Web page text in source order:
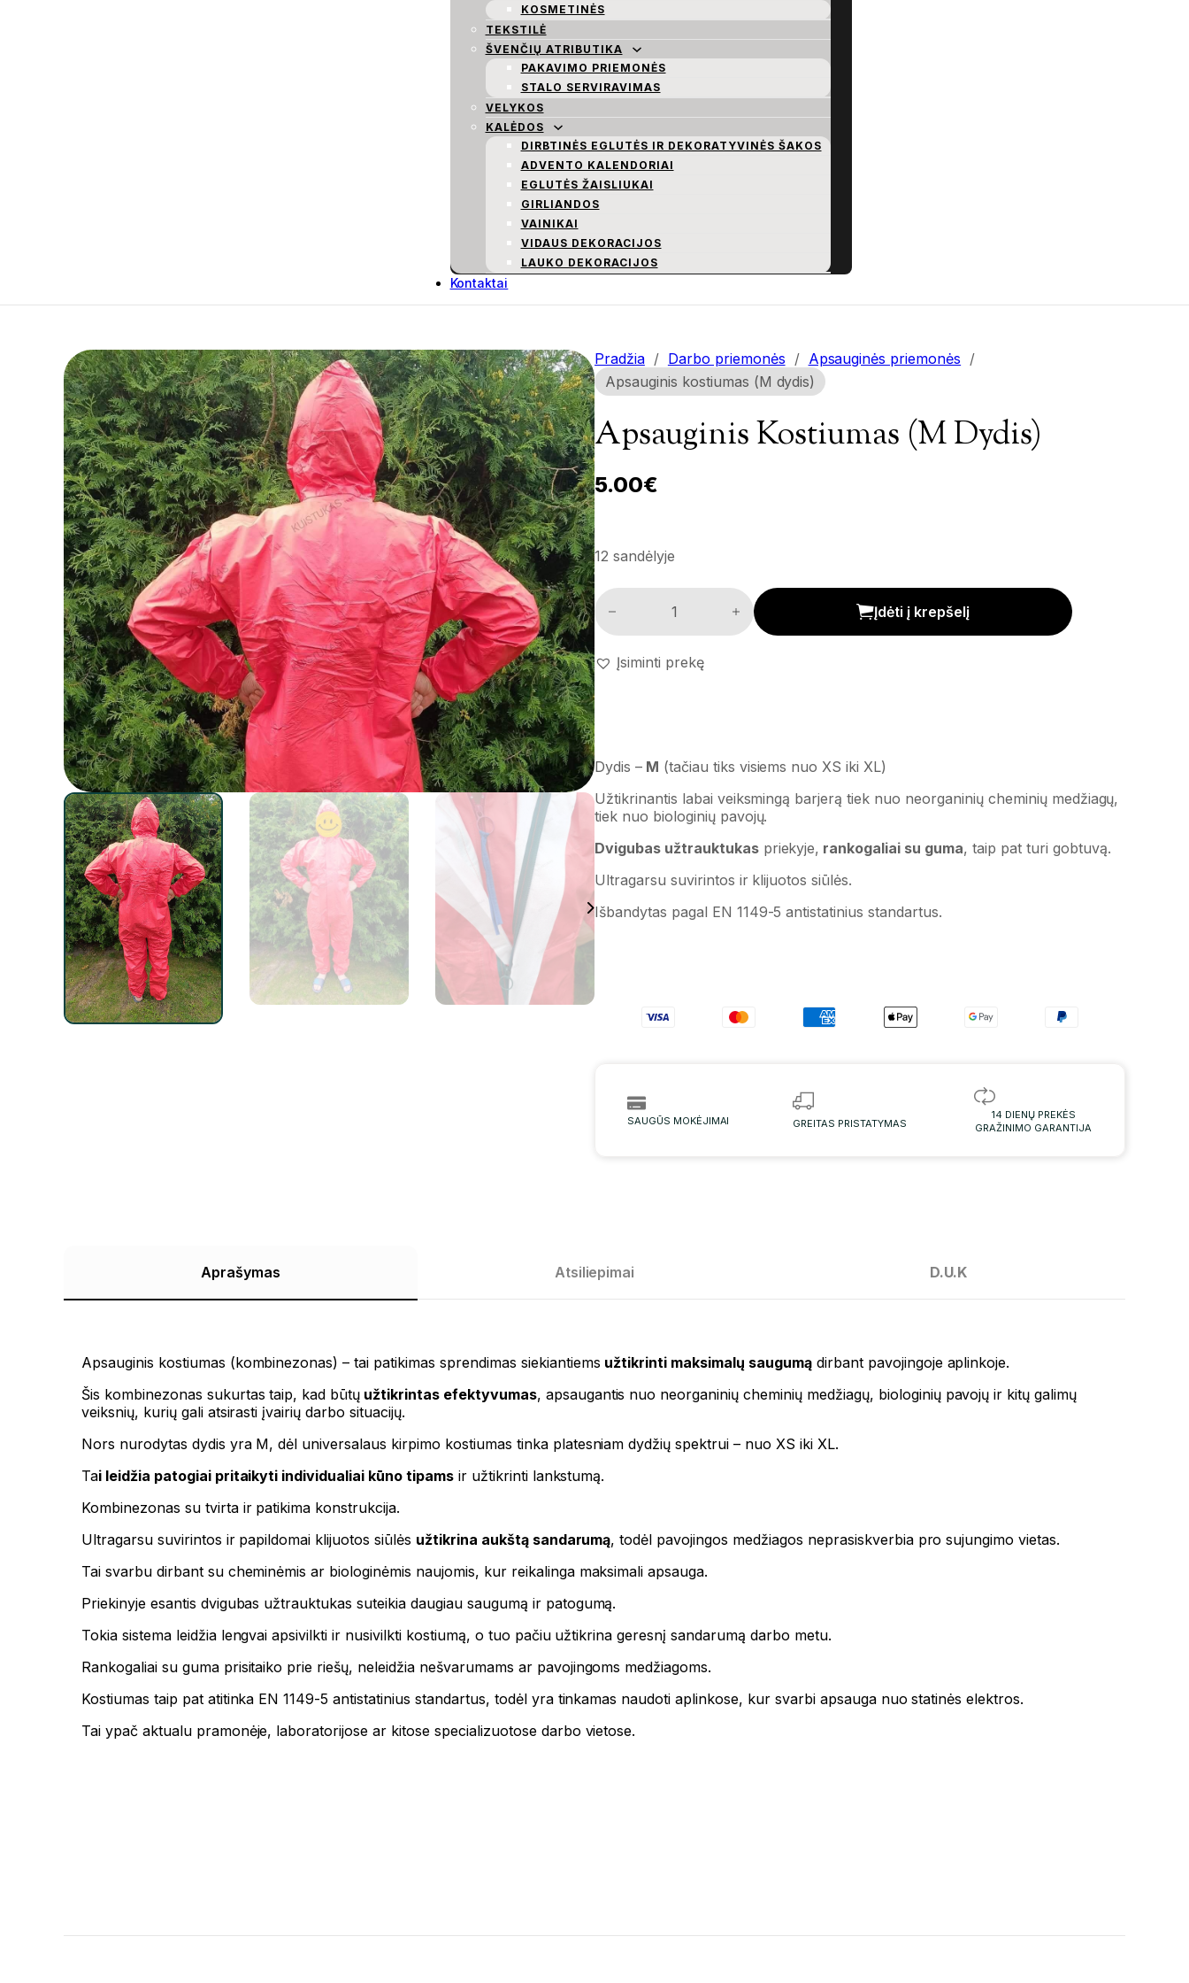
KOSMETINĖS
TEKSTILĖ
ŠVENČIŲ ATRIBUTIKA
PAKAVIMO PRIEMONĖS
STALO SERVIRAVIMAS
VELYKOS
KALĖDOS
DIRBTINĖS EGLUTĖS IR DEKORATYVINĖS ŠAKOS
ADVENTO KALENDORIAI
EGLUTĖS ŽAISLIUKAI
GIRLIANDOS
VAINIKAI
VIDAUS DEKORACIJOS
LAUKO DEKORACIJOS
Kontaktai
Pradžia / Darbo priemonės / Apsauginės priemonės /
Apsauginis kostiumas (M dydis)
Apsauginis Kostiumas (M Dydis)
5.00€
12 sandėlyje
Apsauginis kostiumas (M dydis) kiekis
Įdėti į krepšelį
Įsiminti prekę
Dydis –M (tačiau tiks visiems nuo XS iki XL)
Užtikrinantis labai veiksmingą barjerą tiek nuo neorganinių cheminių medžiagų,
tiek nuo biologinių pavojų.
Dvigubas užtrauktukaspriekyje, rankogaliai su guma, taip pat turi gobtuvą.
Ultragarsu suvirintos ir klijuotos siūlės.
Išbandytas pagal EN 1149-5 antistatinius standartus.
SAUGŪS MOKĖJIMAI GREITAS PRISTATYMAS
14 DIENŲ PREKĖS
GRAŽINIMO GARANTIJA
Aprašymas Atsiliepimai D.U.K
Apsauginis kostiumas (kombinezonas) – tai patikimas sprendimas siekiantiems užtikrinti maksimalų saugumądirbant pavojingoje aplinkoje.
Šis kombinezonas sukurtas taip, kad būtų užtikrintas efektyvumas, apsaugantis nuo neorganinių cheminių medžiagų, biologinių pavojų ir kitų galimų
veiksnių, kurių gali atsirasti įvairių darbo situacijų.
Nors nurodytas dydis yra M, dėl universalaus kirpimo kostiumas tinka platesniam dydžių spektrui – nuo ​​XS iki XL.
Tai leidžia patogiai pritaikyti individualiai kūno tipamsir užtikrinti lankstumą.
Kombinezonas su tvirta ir patikima konstrukcija.
Ultragarsu suvirintos ir papildomai klijuotos siūlės užtikrina aukštą sandarumą, todėl pavojingos medžiagos neprasiskverbia pro sujungimo vietas.
Tai svarbu dirbant su cheminėmis ar biologinėmis naujomis, kur reikalinga maksimali apsauga.
Priekinyje esantis dvigubas užtrauktukas suteikia daugiau saugumą ir patogumą.
Tokia sistema leidžia lengvai apsivilkti ir nusivilkti kostiumą, o tuo pačiu užtikrina geresnį sandarumą darbo metu.
Rankogaliai su guma prisitaiko prie riešų, neleidžia nešvarumams ar pavojingoms medžiagoms.
Kostiumas taip pat atitinka EN 1149-5 antistatinius standartus, todėl yra tinkamas naudoti aplinkose, kur svarbi apsauga nuo statinės elektros.
Tai ypač aktualu pramonėje, laboratorijose ar kitose specializuotose darbo vietose.